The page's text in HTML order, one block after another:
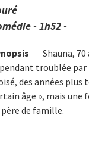
- 1h52 -
Shauna,
troublée par
des années
âge », mais une
de famille.